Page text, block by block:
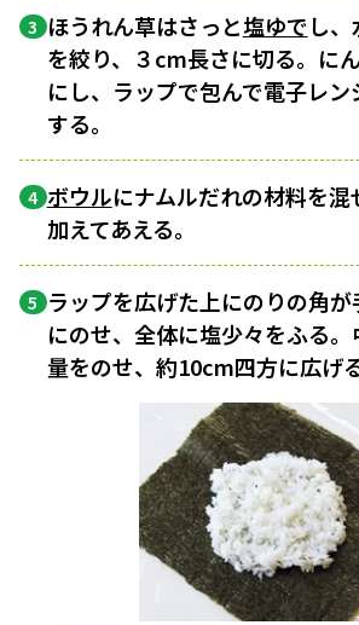
3 ほうれん草はさっと塩ゆでし
を絞り、３cm長さに切る。に
にし、ラップで包んで電子レ
する。
4 ボウルにナムルだれの材料を
加えてあえる。
5 ラップを広げた上にのりの角が
にのせ、全体に塩少々をふる
量をのせ、約10cm四方に広げる